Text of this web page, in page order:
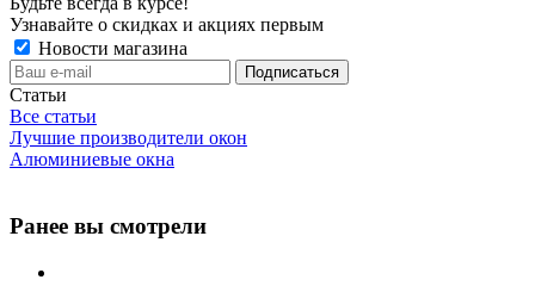
Узнавайте о скидках и акциях первым
Новости магазина
Статьи
Все статьи
Лучшие производители окон
Алюминиевые окна
Ранее вы смотрели